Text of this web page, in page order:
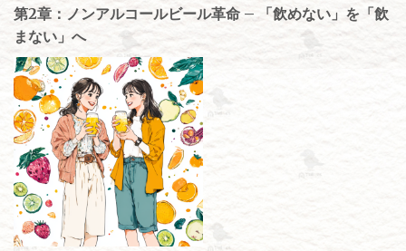
第2章：ノンアルコールビール革命 – 「飲めない」を「飲
まない」へ